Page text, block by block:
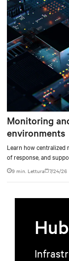
per sviluppare un
le esigenze di
Monitoring
environments
Learn how centralized
of response, and
9 min. Lettura 7/24/26